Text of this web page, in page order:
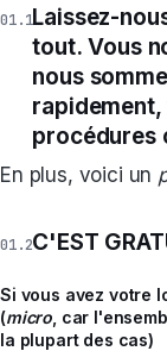
Laissez-
tout. Vous
nous
procédures
En plus, voici un
C'EST
Si vous avez votre
(micro , car
la plupart des cas)